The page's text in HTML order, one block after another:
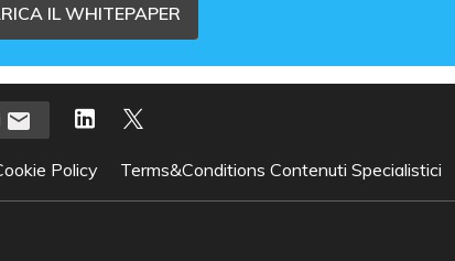
IL WHITEPAPER
Policy Terms&Conditions Contenuti Specialistici